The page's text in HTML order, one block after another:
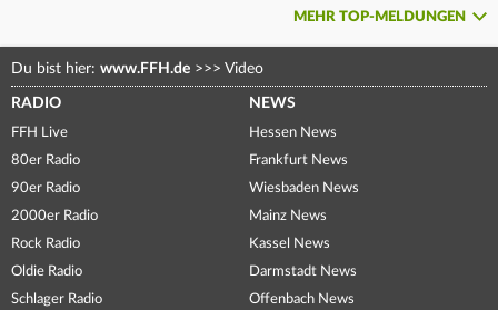
MEHR TOP-MELDUNGEN
Du bist hier: www.FFH.de >>> Video
RADIO
FFH Live
80er Radio
90er Radio
2000er Radio
Rock Radio
Oldie Radio
Schlager Radio
NEWS
Hessen News
Frankfurt News
Wiesbaden News
Mainz News
Kassel News
Darmstadt News
Offenbach News